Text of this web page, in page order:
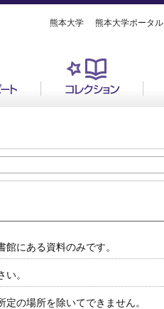
熊本大学 熊本大学ポータル
にある資料のみです。
。
定の場所を除いてできません。